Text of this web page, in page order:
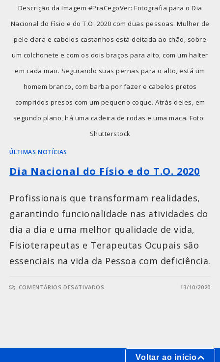
Descrição da Imagem #PraCegoVer: Fotografia para o Dia
Nacional do Físio e do T.O. 2020 com duas pessoas. Mulher de
pele clara e cabelos castanhos está deitada ao chão, sobre
um colchonete e com os dois braços para alto, com um halter
em cada mão. Segurando suas pernas para o alto, está um
homem branco, com barba por fazer e cabelos pretos
compridos presos com um pequeno coque. Atrás deles, em
segundo plano, há uma cadeira de rodas e uma maca. Foto:
Shutterstock
ÚLTIMAS NOTÍCIAS
Dia Nacional do Físio e do T.O. 2020
Profissionais que transformam realidades,
garantindo funcionalidade nas atividades do
dia a dia e uma melhor qualidade de vida,
Fisioterapeutas e Terapeutas Ocupais são
essenciais na vida da Pessoa com deficiência.
COMENTÁRIOS DESATIVADOS 13/10/2020
Voltar ao início